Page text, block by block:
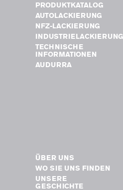
PRODUKTKATALOG
AUTOLACKIERUNG
NFZ-LACKIERUNG
INDUSTRIELACKIERUNG
TECHNISCHE
INFORMATIONEN
AUDURRA
ÜBER UNS
WO SIE UNS FINDEN
UNSERE
GESCHICHTE